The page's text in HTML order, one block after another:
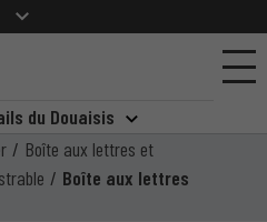
du Douaisis
/ Boîte aux lettres et
/ Boîte aux lettres